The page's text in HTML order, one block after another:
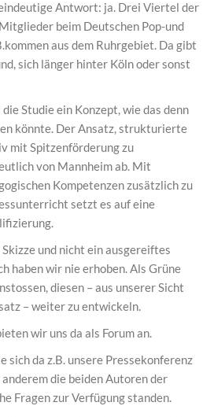
Antwort: ja. Drei Viertel der
beim Deutschen Pop-und
aus dem Ruhrgebiet. Da gibt
sich länger hinter Köln oder sonst
Studie ein Konzept, wie das denn
könnte. Der Ansatz, strukturierte
mit Spitzenförderung zu
von Mannheim ab. Mit
Kompetenzen zusätzlich zu
setzt es auf eine
und nicht ein ausgereiftes
haben wir nie erhoben. Als Grüne
diesen – aus unserer Sicht
– weiter zu entwickeln.
wir uns da als Forum an.
sich da z.B. unsere Pressekonferenz
die beiden Autoren der
Fragen zur Verfügung standen.